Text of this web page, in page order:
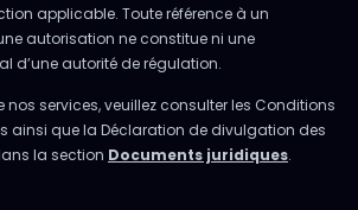
applicable. Toute référence à un
autorisation ne constitue ni une
d’une autorité de régulation.
nos services, veuillez consulter les Conditions
ainsi que la Déclaration de divulgation des
la section Documents juridiques.